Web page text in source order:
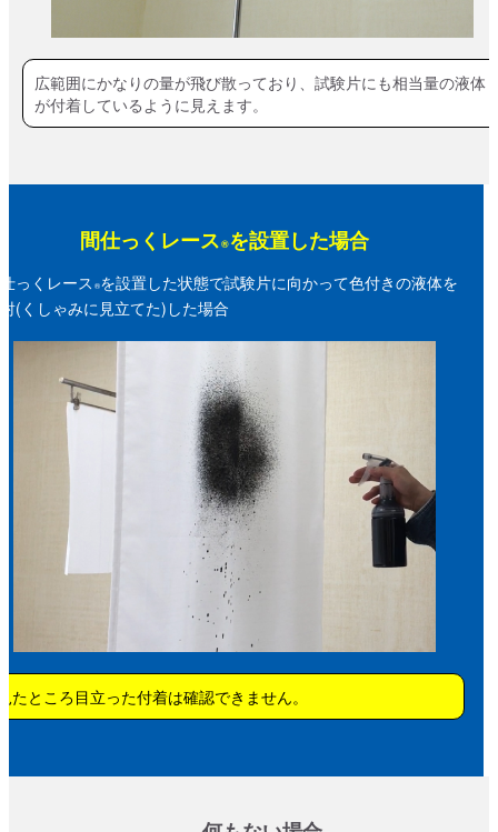
広範囲にかなりの量が飛び散っており、試験片にも相当量の液体
が付着しているように見えます。
間仕っくレース®を設置した場合
っくレース ®を設置した状態で試験片に向かって色付きの液体を
(くしゃみに見立てた)した場合
たところ目立った付着は確認できません。